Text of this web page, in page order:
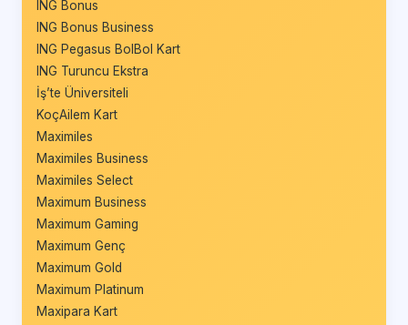
ING Bonus
ING Bonus Business
ING Pegasus BolBol Kart
ING Turuncu Ekstra
İş’te Üniversiteli
KoçAilem Kart
Maximiles
Maximiles Business
Maximiles Select
Maximum Business
Maximum Gaming
Maximum Genç
Maximum Gold
Maximum Platinum
Maxipara Kart